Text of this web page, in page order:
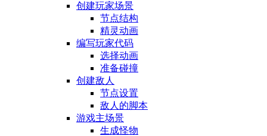
创建玩家场景
节点结构
精灵动画
编写玩家代码
选择动画
准备碰撞
创建敌人
节点设置
敌人的脚本
游戏主场景
生成怪物